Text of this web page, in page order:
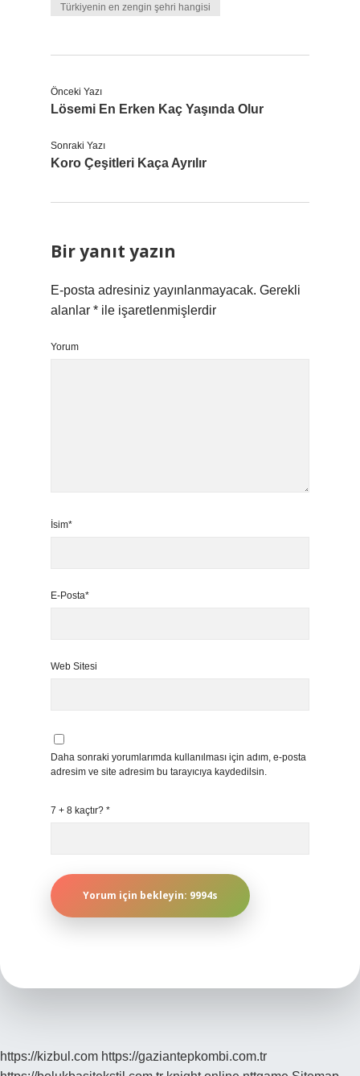
Türkiyenin en zengin şehri hangisi
Önceki Yazı
Lösemi En Erken Kaç Yaşında Olur
Sonraki Yazı
Koro Çeşitleri Kaça Ayrılır
Bir yanıt yazın
E-posta adresiniz yayınlanmayacak. Gerekli
alanlar * ile işaretlenmişlerdir
Yorum
İsim*
E-Posta*
Web Sitesi
Daha sonraki yorumlarımda kullanılması için adım, e-posta
adresim ve site adresim bu tarayıcıya kaydedilsin.
7 + 8 kaçtır? *
https://kizbul.com https://gaziantepkombi.com.tr